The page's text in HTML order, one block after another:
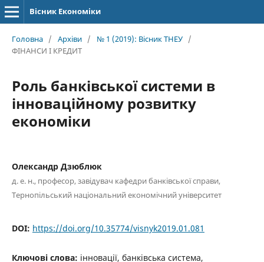
Вісник Економіки
Головна / Архіви / № 1 (2019): Вісник ТНЕУ /
ФІНАНСИ І КРЕДИТ
Роль банківської системи в
інноваційному розвитку
економіки
Олександр Дзюблюк
д. е. н., професор, завідувач кафедри банківської справи,
Тернопільський національний економічний університет
DOI: https://doi.org/10.35774/visnyk2019.01.081
Ключові слова: інновації, банківська система,